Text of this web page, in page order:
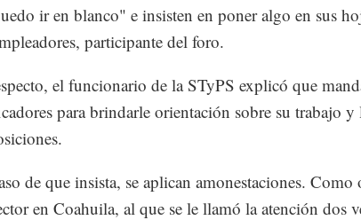
ir en blanco" e insisten en poner algo en sus
participante del foro.
el funcionario de la STyPS explicó que
para brindarle orientación sobre su trabajo y
de que insista, se aplican amonestaciones.
en Coahuila, al que se le llamó la atención dos